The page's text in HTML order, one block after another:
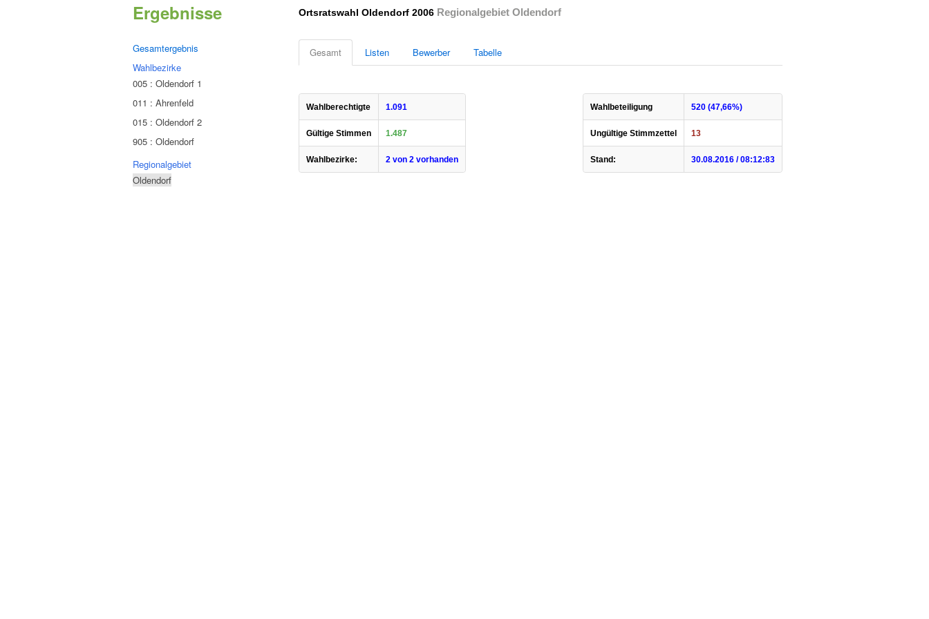
Ergebnisse
Gesamtergebnis
Wahlbezirke
005 : Oldendorf 1
011 : Ahrenfeld
015 : Oldendorf 2
905 : Oldendorf
Regionalgebiet
Oldendorf
Ortsratswahl Oldendorf 2006 Regionalgebiet Oldendorf
Gesamt Listen Bewerber Tabelle
Wahlberechtigte 1.091
Gültige Stimmen 1.487
Wahlbezirke: 2 von 2 vorhanden
Wahlbeteiligung 520 (47,66%)
Ungültige Stimmzettel 13
Stand: 30.08.2016 / 08:12:83